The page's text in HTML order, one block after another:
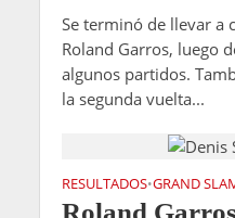
Se terminó de llevar a
Roland Garros, luego
algunos partidos.
la segunda vuelta...
RESULTADOS•GRAND